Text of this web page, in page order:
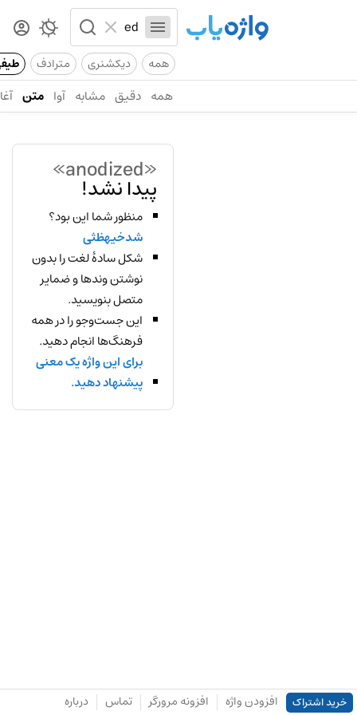
همه دیکشنری مترادف
همه دقیق مشابه آوا متن
«anodized»
پیدا نشد!
منظور شما این بود؟
شدخیهظثی
شکل سادهٔ لغت را بدون
نوشتن وندها و ضمایر
متصل بنویسید.
این جست‌وجو را در همه
فرهنگ‌ها انجام دهید.
برای این واژه یک معنی
پیشنهاد دهید.
خرید اشتراک افزودن واژه افزونه مرورگر تماس درباره